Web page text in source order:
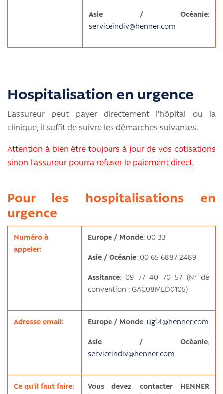
Asie / Océanie:
serviceindiv@henner.com
Hospitalisation en urgence
L’assureur peut payer directement l’hôpital ou la
clinique, il suffit de suivre les démarches suivantes.
Attention à bien être toujours à jour de vos cotisations
sinon l’assureur pourra refuser le paiement direct.
Pour les hospitalisations en
urgence
Numéro à
appeler:
Europe / Monde: 00 33
Asie / Océanie: 00 65 6887 2489
Assitance: 09 77 40 70 57 (N° de
convention : GAC08MED0105)
Adresse email: Europe / Monde: ug14@henner.com
Asie / Océanie:
serviceindiv@henner.com
Ce qu'il faut faire:
Vous devez contacter HENNER